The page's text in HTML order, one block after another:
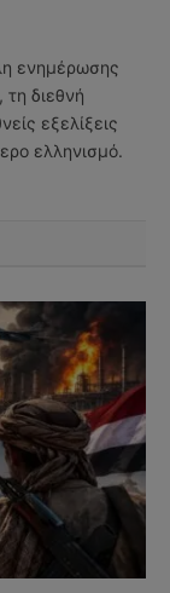
ενημέρωσης
διεθνή
εξελίξεις
ελληνισμό.